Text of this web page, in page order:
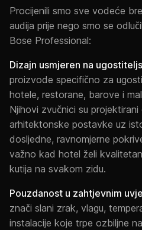
Procijenili smo sve vodeće
audija prije nego smo se
Bose Professional:
Dizajn usmjeren na
proizvode specifično za
hotele, restorane, barove i
Njihovi zvučnici su
arhitektonske postavke uz
dosljedne, ravnomjerne
važno kad hotel želi
kutija na svakom zidu.
Pouzdanost u zahtjevnim
znači slani zrak, vlagu,
instalacije koje trpe ozbiljne